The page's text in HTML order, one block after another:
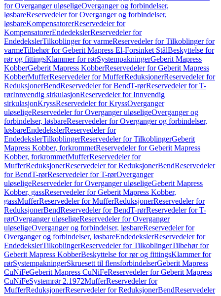
for Overganger uløseligeOverganger og forbindelser,
løsbareReservedeler for Overganger og forbindelser,
løsbareKompensatorerReservedeler for
KompensatorerEndedekslerReservedeler for
EndedekslerTilkoblinger for varmeReservedeler for Tilkoblinger for
varmeTilbehør for Geberit Mapress El-Forsinket StålBeskyttelse for
rør og fittingsKlammer for rørSystempakningerGeberit Mapress
KobberGeberit Mapress KobberReservedeler for Geberit Mapress
KobberMufferReservedeler for MufferReduksjonerReservedeler for
ReduksjonerBendReservedeler for BendT-rørReservedeler for T-
rørInnvendig sirkulasjonReservedeler for Innvendig
sirkulasjonKryssReservedeler for KryssOverganger
uløseligeReservedeler for Overganger uløseligeOverganger og
forbindelser, løsbareReservedeler for Overganger og forbindelser,
løsbareEndedekslerReservedeler for
EndedekslerTilkoblingerReservedeler for TilkoblingerGeberit
Mapress Kobber, forkrommetReservedeler for Geberit Mapress
Kobber, forkrommetMufferReservedeler for
MufferReduksjonerReservedeler for ReduksjonerBendReservedeler
for BendT-rørReservedeler for T-rørOverganger
uløseligeReservedeler for Overganger uløseligeGeberit Mapress
Kobber, gassReservedeler for Geberit Mapress Kobber,
gassMufferReservedeler for MufferReduksjonerReservedeler for
ReduksjonerBendReservedeler for BendT-rørReservedeler for T-
rørOverganger uløseligeReservedeler for Overganger
uløseligeOverganger og forbindelser, løsbareReservedeler for
Overganger og forbindelser, løsbareEndedekslerReservedeler for
EndedekslerTilkoblingerReservedeler for TilkoblingerTilbehør for
Geberit Mapress KobberBeskyttelse for rør og fittingsKlammer for
rørSystempakningerSkruesett til flensforbindelserGeberit Mapress
CuNiFeGeberit Mapress CuNiFeReservedeler for Geberit Mapress
CuNiFeSystemrør 2.1972MufferReservedeler for
MufferReduksjonerReservedeler for ReduksjonerBendReservedeler